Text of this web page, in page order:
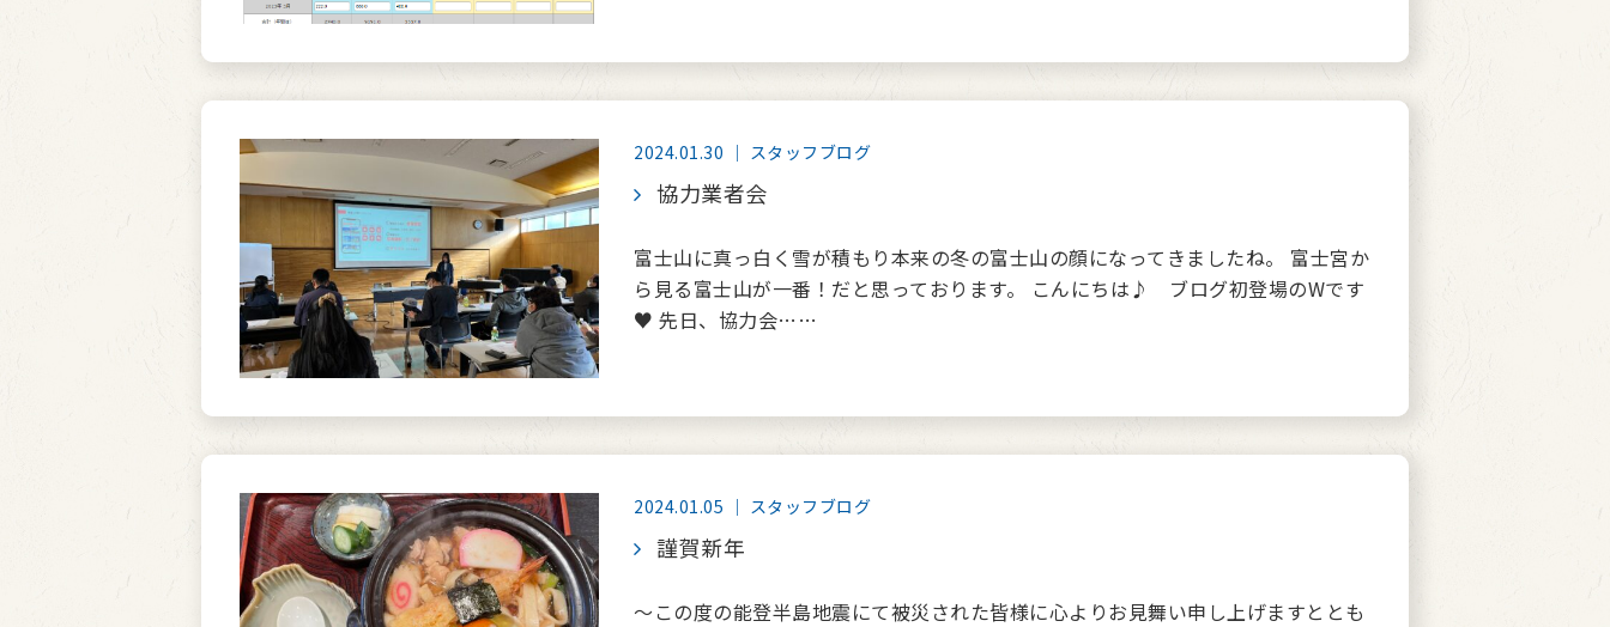
2024.01.30 ｜ スタッフブログ
協力業者会
富士山に真っ白く雪が積もり本来の冬の富士山の顔になってきましたね。 富士宮か
ら見る富士山が一番！だと思っております。 こんにちは♪ ブログ初登場のWです
♥ 先日、協力会……
2024.01.05 ｜ スタッフブログ
謹賀新年
～この度の能登半島地震にて被災された皆様に心よりお見舞い申し上げますととも